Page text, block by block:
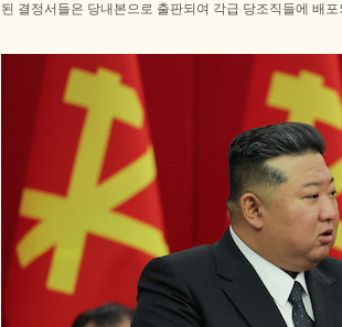
된 결정서들은 당내본으로 출판되여 각급 당조직들에 배